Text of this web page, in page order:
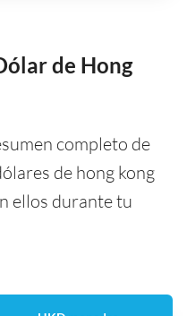
de Hong
completo de
de hong kong
ellos durante tu